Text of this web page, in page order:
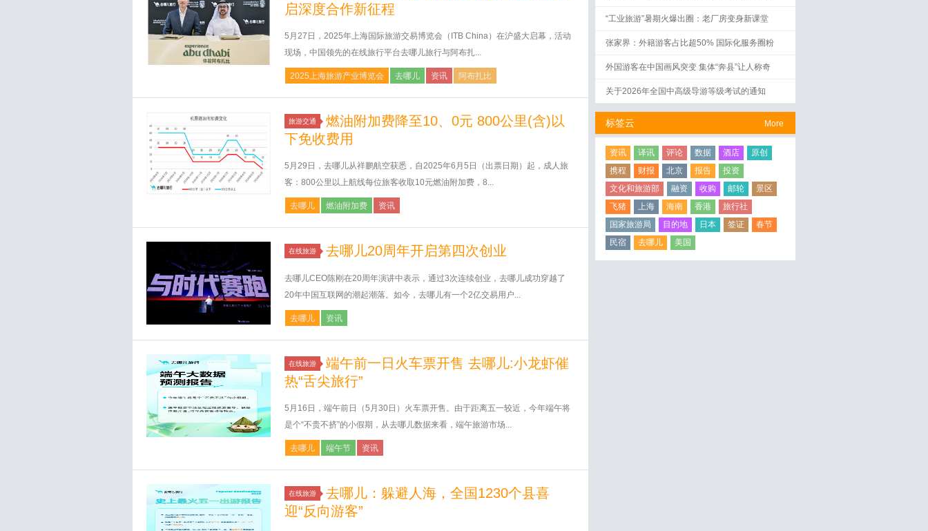
启深度合作新征程
5月27日，2025年上海国际旅游交易博览会（ITB China）在沪盛大启幕，活动
现场，中国领先的在线旅行平台去哪儿旅行与阿布扎...
2025上海旅游产业博览会 去哪儿 资讯 阿布扎比
旅游交通
燃油附加费降至10、0元 800公里(含)以
下免收费用
5月29日，去哪儿从祥鹏航空获悉，自2025年6月5日（出票日期）起，成人旅
客：800公里以上航线每位旅客收取10元燃油附加费，8...
去哪儿 燃油附加费 资讯
在线旅游 去哪儿20周年开启第四次创业
去哪儿CEO陈刚在20周年演讲中表示，通过3次连续创业，去哪儿成功穿越了
20年中国互联网的潮起潮落。如今，去哪儿有一个2亿交易用户...
去哪儿 资讯
在线旅游
端午前一日火车票开售 去哪儿:小龙虾催
热“舌尖旅行”
5月16日，端午前日（5月30日）火车票开售。由于距离五一较近，今年端午将
是个“不贵不挤”的小假期，从去哪儿数据来看，端午旅游市场...
去哪儿 端午节 资讯
在线旅游
去哪儿：躲避人海，全国1230个县喜
迎“反向游客”
“工业旅游”暑期火爆出圈：老厂房变身新课堂
张家界：外籍游客占比超50% 国际化服务圈粉
外国游客在中国画风突变 集体“奔县”让人称奇
关于2026年全国中高级导游等级考试的通知
More
标签云
资讯 译讯 评论 数据 酒店
原创
携程
财报 北京 报告
投资
文化和旅游部
融资 收购 邮轮
景区
飞猪
上海 海南 香港
旅行社
国家旅游局
目的地 日本 签证
春节
民宿
去哪儿 美国